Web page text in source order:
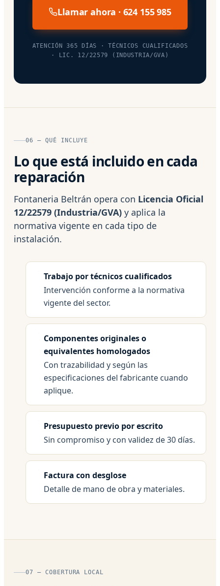
Llamar ahora · 624 155 985
ATENCIÓN 365 DÍAS · TÉCNICOS CUALIFICADOS
· LIC. 12/22579 (INDUSTRIA/GVA)
06 — QUÉ INCLUYE
Lo que está incluido en cada
reparación
Fontaneria Beltrán opera con Licencia Oficial
12/22579 (Industria/GVA) y aplica la
normativa vigente en cada tipo de
instalación.
Trabajo por técnicos cualificados
Intervención conforme a la normativa
vigente del sector.
Componentes originales o
equivalentes homologados
Con trazabilidad y según las
especificaciones del fabricante cuando
aplique.
Presupuesto previo por escrito
Sin compromiso y con validez de 30 días.
Factura con desglose
Detalle de mano de obra y materiales.
07 — COBERTURA LOCAL